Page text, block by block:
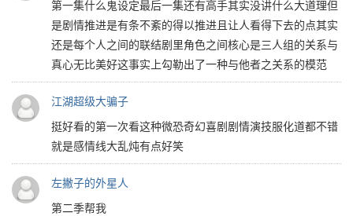
第一集什么鬼设定最后一集还有高手其实没讲什么大道理但
是剧情推进是有条不紊的得以推进且让人看得下去的点其实
还是每个人之间的联结剧里角色之间核心是三人组的关系与
真心无比美好这事实上勾勒出了一种与他者之关系的模范
江湖超级大骗子
挺好看的第一次看这种微恐奇幻喜剧剧情演技服化道都不错
就是感情线大乱炖有点好笑
左撇子的外星人
第二季帮我